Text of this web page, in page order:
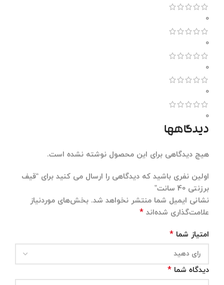
0
0
0
0
0
دیدگاهها
هیچ دیدگاهی برای این محصول نوشته نشده است.
اولین نفری باشید که دیدگاهی را ارسال می کنید برای “قیف
برزنتی 40 سانت”
نشانی ایمیل شما منتشر نخواهد شد. بخش‌های موردنیاز
علامت‌گذاری شده‌اند *
امتیاز شما *
دیدگاه شما *